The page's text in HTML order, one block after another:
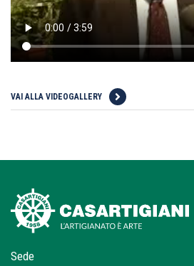
VAI ALLA VIDEOGALLERY
Sede